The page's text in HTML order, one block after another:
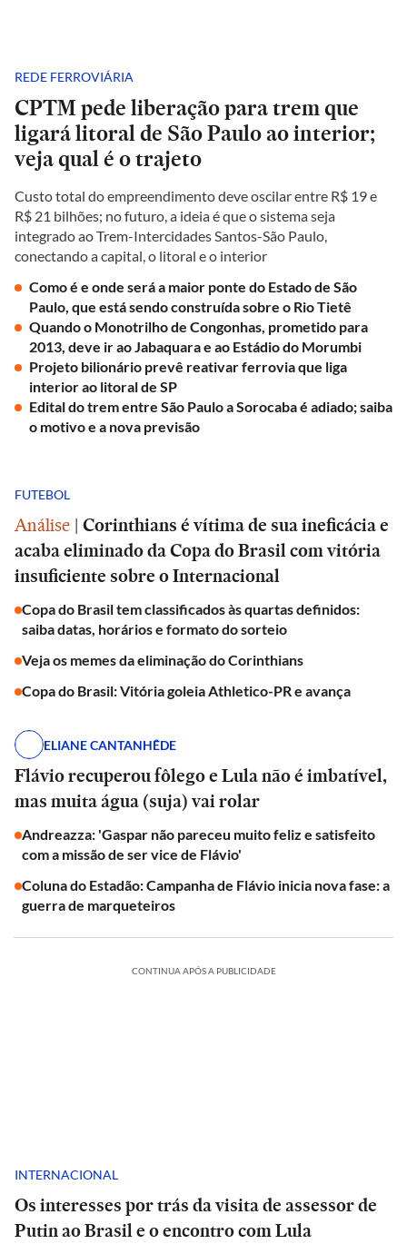
REDE FERROVIÁRIA
CPTM pede liberação para trem que
ligará litoral de São Paulo ao interior;
veja qual é o trajeto
Custo total do empreendimento deve oscilar entre R$ 19 e
R$ 21 bilhões; no futuro, a ideia é que o sistema seja
integrado ao Trem-Intercidades Santos-São Paulo,
conectando a capital, o litoral e o interior
Como é e onde será a maior ponte do Estado de São
Paulo, que está sendo construída sobre o Rio Tietê
Quando o Monotrilho de Congonhas, prometido para
2013, deve ir ao Jabaquara e ao Estádio do Morumbi
Projeto bilionário prevê reativar ferrovia que liga
interior ao litoral de SP
Edital do trem entre São Paulo a Sorocaba é adiado; saiba
o motivo e a nova previsão
FUTEBOL
Análise | Corinthians é vítima de sua ineficácia e
acaba eliminado da Copa do Brasil com vitória
insuficiente sobre o Internacional
Copa do Brasil tem classificados às quartas definidos:
saiba datas, horários e formato do sorteio
Veja os memes da eliminação do Corinthians
Copa do Brasil: Vitória goleia Athletico-PR e avança
ELIANE CANTANHÊDE
Flávio recuperou fôlego e Lula não é imbatível,
mas muita água (suja) vai rolar
Andreazza: 'Gaspar não pareceu muito feliz e satisfeito
com a missão de ser vice de Flávio'
Coluna do Estadão: Campanha de Flávio inicia nova fase: a
guerra de marqueteiros
CONTINUA APÓS A PUBLICIDADE
INTERNACIONAL
Os interesses por trás da visita de assessor de
Putin ao Brasil e o encontro com Lula